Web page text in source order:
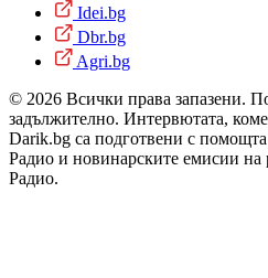
Idei.bg
Dbr.bg
Agri.bg
© 2026 Всички права запазени.
задължително. Интервютата,
Darik.bg са подготвени с
Радио и новинарските емисии
Радио.